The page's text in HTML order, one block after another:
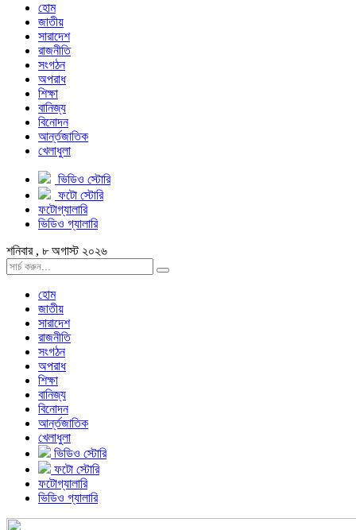
হোম
জাতীয়
সারাদেশ
রাজনীতি
সংগঠন
অপরাধ
শিক্ষা
বানিজ্য
বিনোদন
আর্ন্তজাতিক
খেলাধুলা
ভিডিও স্টোরি
ফটো স্টোরি
ফটোগ্যালারি
ভিডিও গ্যালারি
শনিবার , ৮ অগাস্ট ২০২৬
হোম
জাতীয়
সারাদেশ
রাজনীতি
সংগঠন
অপরাধ
শিক্ষা
বানিজ্য
বিনোদন
আর্ন্তজাতিক
খেলাধুলা
ভিডিও স্টোরি
ফটো স্টোরি
ফটোগ্যালারি
ভিডিও গ্যালারি